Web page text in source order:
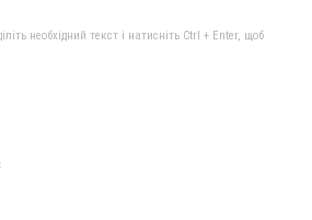
необхідний текст і натисніть Ctrl + Enter, щоб